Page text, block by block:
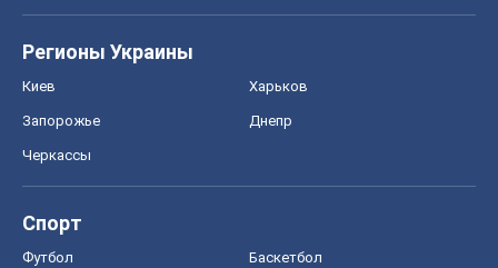
Регионы Украины
Киев Харьков
Запорожье Днепр
Черкассы
Спорт
Футбол Баскетбол